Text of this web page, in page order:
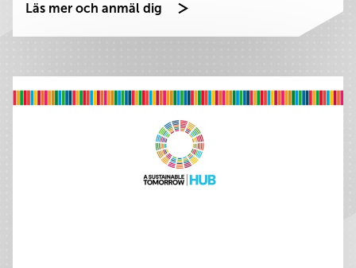
Läs mer och anmäl dig